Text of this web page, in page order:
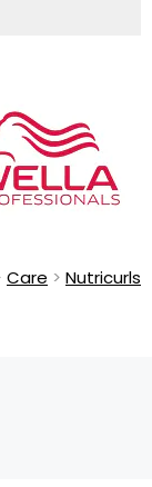
Care Nutricurls